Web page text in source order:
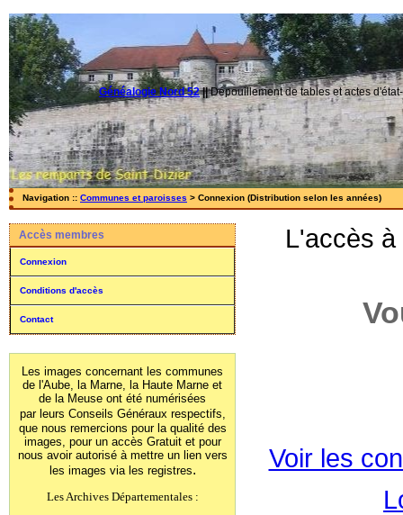
Généalogie Nord 52||Dépouillement de tables et actes
Navigation :: Communes et paroisses > Connexion (Distribution selon les années)
Accès membres
Connexion
Conditions d'accès
Contact
Les images concernant les communes
de l'Aube, la Marne, la Haute Marne et
de la Meuse ont été numérisées
par leurs Conseils Généraux respectifs,
que nous remercions pour la qualité des
images, pour un accès Gratuit et pour
nous avoir autorisé à mettre un lien vers
les images via les registres.
Les Archives Départementales :
L'accès
Voir les